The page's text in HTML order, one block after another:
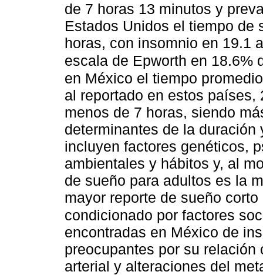
de 7 horas 13 minutos y
Estados Unidos el tiempo de
horas, con insomnio en 19.1
escala de Epworth en 18.6%
en México el tiempo
al reportado en estos
menos de 7 horas, siendo
determinantes de la
incluyen factores genéticos,
ambientales y hábitos y, al
de sueño para adultos es la
mayor reporte de sueño
condicionado por factores
encontradas en México de
preocupantes por su
arterial y alteraciones del